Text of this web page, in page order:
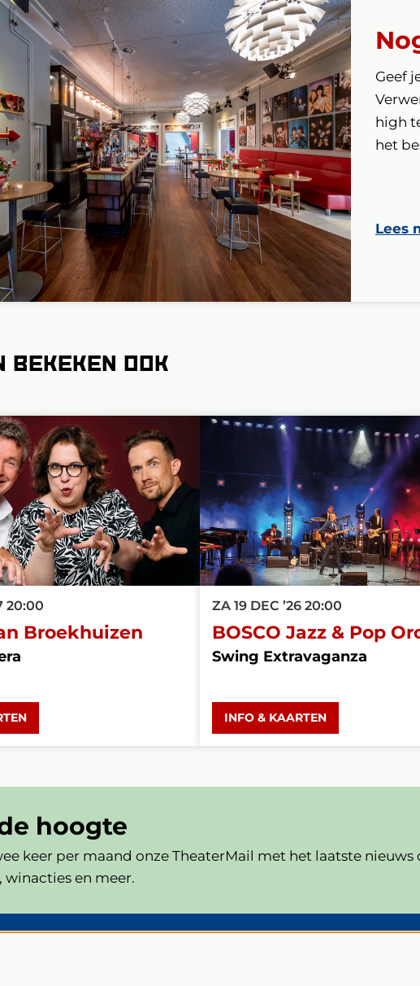
Geef
high
het
Lees
bekeken ook
Broekhuizen
20:00
BOSCO Jazz & Pop
Swing Extravaganza
ZA 19 DEC ’26 20:00
INFO & KAARTEN
hoogte
keer per maand onze TheaterMail met het laatste nieuws
en meer.